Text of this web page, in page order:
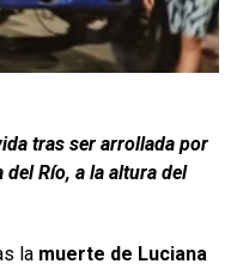
tras ser arrollada por
Río, a la altura del
la muerte de Luciana